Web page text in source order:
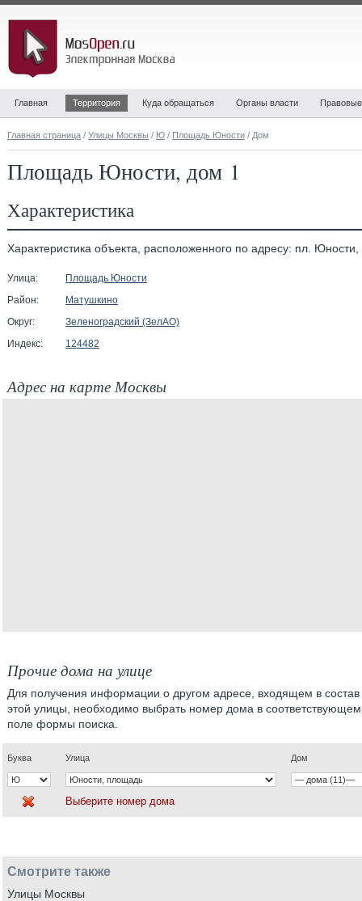
Главная Территория Куда обращаться Органы власти
Главная страница / Улицы Москвы / Ю / Площадь Юности / Дом
Площадь Юности, дом 1
Характеристика
Характеристика объекта, расположенного по адресу: пл. Юности,
Улица:
Площадь Юности
Район:
Матушкино
Округ:
Зеленоградский (ЗелАО)
Индекс:
124482
Адрес на карте Москвы
Прочие дома на улице
Для получения информации о другом адресе, входящем в состав
этой улицы, необходимо выбрать номер дома в соответствующем
поле формы поиска.
Буква Улица Дом
Выберите номер дома
Смотрите также
Улицы Москвы